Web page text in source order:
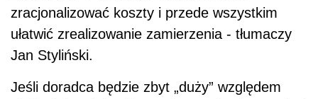
zracjonalizować koszty i przede wszystkim
ułatwić zrealizowanie zamierzenia - tłumaczy
Jan Styliński.
Jeśli doradca będzie zbyt „duży” względem